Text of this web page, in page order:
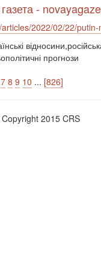
-
2022/02/22/
прогнози
7 8 9 10 ... [826]
2015 CRS